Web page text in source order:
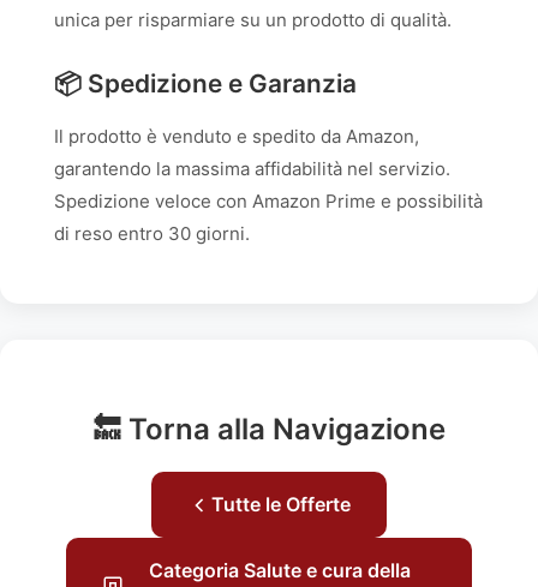
unica per risparmiare su un prodotto di qualità.
📦 Spedizione e Garanzia
Il prodotto è venduto e spedito da Amazon,
garantendo la massima affidabilità nel servizio.
Spedizione veloce con Amazon Prime e possibilità
di reso entro 30 giorni.
🔙 Torna alla Navigazione
Tutte le Offerte
Categoria Salute e cura della